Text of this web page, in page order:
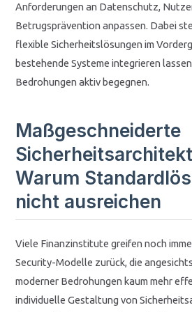
Anforderungen an Datenschutz,
Betrugsprävention anpassen. Dabei
flexible Sicherheitslösungen im
bestehende Systeme integrieren
Bedrohungen aktiv begegnen.
Maßgeschneiderte
Warum
nicht ausreichen
Viele Finanzinstitute greifen noch
Security-Modelle zurück, die
moderner Bedrohungen kaum mehr
individuelle Gestaltung von